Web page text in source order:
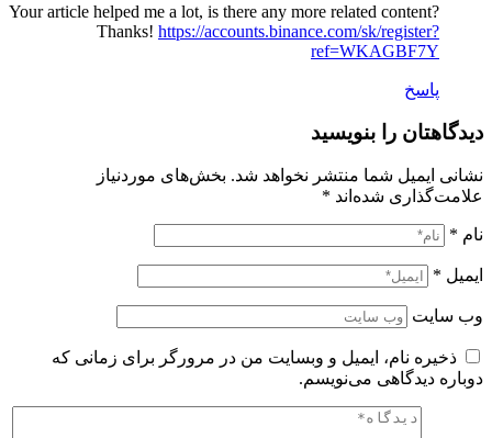
Your article helped me a lot, is there any more related content?
Thanks! https://accounts.binance.com/sk/register?
ref=WKAGBF7Y
پاسخ
دیدگاهتان را بنویسید
نشانی ایمیل شما منتشر نخواهد شد. بخش‌های موردنیاز
علامت‌گذاری شده‌اند *
نام *
ایمیل *
وب‌ سایت
ذخیره نام، ایمیل و وبسایت من در مرورگر برای زمانی که
دوباره دیدگاهی می‌نویسم.